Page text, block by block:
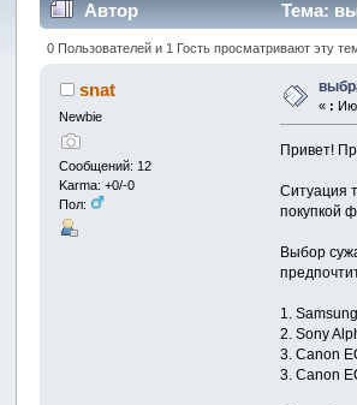
Автор Тема:
0 Пользователей и 1 Гость просматривают эту
snat
Newbie
Сообщений: 12
Karma: +0/-0
Пол:
« :
Привет!
Ситуация
покупкой
Выбор
1.
2. Sony
3. Canon
3. Canon